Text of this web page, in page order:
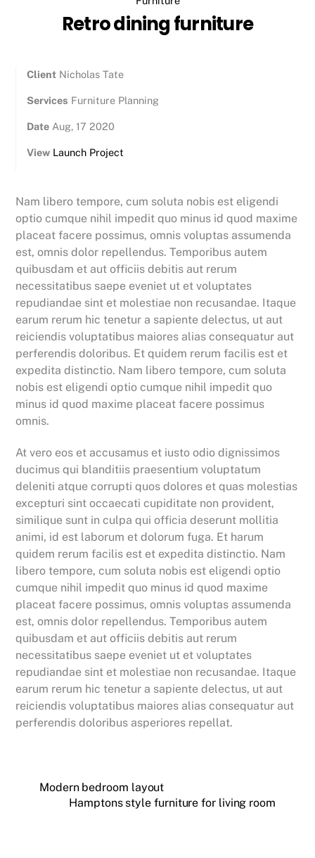
Retro dining furniture
ClientNicholas Tate
Services Furniture Planning
DateAug, 17 2020
View Launch Project
Nam libero tempore, cum soluta nobis est eligendi
optio cumque nihil impedit quo minus id quod maxime
placeat facere possimus, omnis voluptas assumenda
est, omnis dolor repellendus. Temporibus autem
quibusdam et aut officiis debitis aut rerum
necessitatibus saepe eveniet ut et voluptates
repudiandae sint et molestiae non recusandae. Itaque
earum rerum hic tenetur a sapiente delectus, ut aut
reiciendis voluptatibus maiores alias consequatur aut
perferendis doloribus. Et quidem rerum facilis est et
expedita distinctio. Nam libero tempore, cum soluta
nobis est eligendi optio cumque nihil impedit quo
minus id quod maxime placeat facere possimus
omnis.
At vero eos et accusamus et iusto odio dignissimos
ducimus qui blanditiis praesentium voluptatum
deleniti atque corrupti quos dolores et quas molestias
excepturi sint occaecati cupiditate non provident,
similique sunt in culpa qui officia deserunt mollitia
animi, id est laborum et dolorum fuga. Et harum
quidem rerum facilis est et expedita distinctio. Nam
libero tempore, cum soluta nobis est eligendi optio
cumque nihil impedit quo minus id quod maxime
placeat facere possimus, omnis voluptas assumenda
est, omnis dolor repellendus. Temporibus autem
quibusdam et aut officiis debitis aut rerum
necessitatibus saepe eveniet ut et voluptates
repudiandae sint et molestiae non recusandae. Itaque
earum rerum hic tenetur a sapiente delectus, ut aut
reiciendis voluptatibus maiores alias consequatur aut
perferendis doloribus asperiores repellat.
Modern bedroom layout
Hamptons style furniture for living room